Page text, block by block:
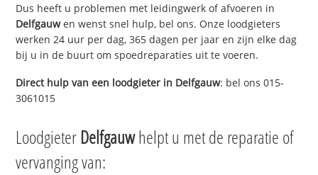
Dus heeft u problemen met leidingwerk of afvoeren in
Delfgauwen wenst snel hulp, bel ons. Onze loodgieters
werken 24 uur per dag, 365 dagen per jaar en zijn elke dag
bij u in de buurt om spoedreparaties uit te voeren.
Direct hulp van een loodgieter in Delfgauw: bel ons 015-
3061015
Loodgieter Delfgauwhelpt u met de reparatie of
vervanging van: